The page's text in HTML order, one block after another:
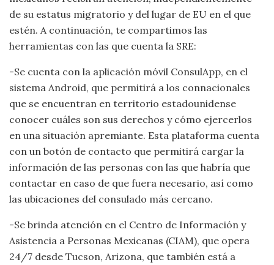
de su estatus migratorio y del lugar de EU en el que
estén. A continuación, te compartimos las
herramientas con las que cuenta la SRE:
-Se cuenta con la aplicación móvil ConsulApp, en el
sistema Android, que permitirá a los connacionales
que se encuentran en territorio estadounidense
conocer cuáles son sus derechos y cómo ejercerlos
en una situación apremiante. Esta plataforma cuenta
con un botón de contacto que permitirá cargar la
información de las personas con las que habría que
contactar en caso de que fuera necesario, así como
las ubicaciones del consulado más cercano.
-Se brinda atención en el Centro de Información y
Asistencia a Personas Mexicanas (CIAM), que opera
24/7 desde Tucson, Arizona, que también está a